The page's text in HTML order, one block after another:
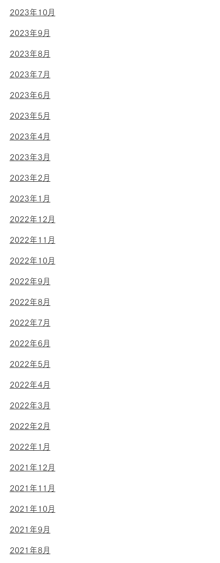
2023年10月
2023年9月
2023年8月
2023年7月
2023年6月
2023年5月
2023年4月
2023年3月
2023年2月
2023年1月
2022年12月
2022年11月
2022年10月
2022年9月
2022年8月
2022年7月
2022年6月
2022年5月
2022年4月
2022年3月
2022年2月
2022年1月
2021年12月
2021年11月
2021年10月
2021年9月
2021年8月